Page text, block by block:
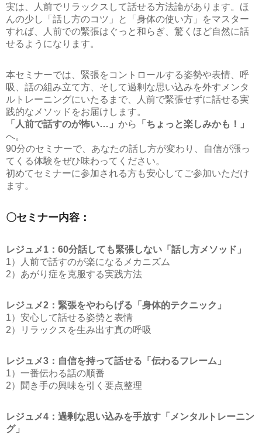
実は、人前でリラックスして話せる方法論があります。ほ
んの少し「話し方のコツ」と「身体の使い方」をマスター
すれば、人前での緊張はぐっと和らぎ、驚くほど自然に話
せるようになります。
本セミナーでは、緊張をコントロールする姿勢や表情、呼
吸、話の組み立て方、そして過剰な思い込みを外すメンタ
ルトレーニングにいたるまで、人前で緊張せずに話せる実
践的なメソッドをお届けします。
「人前で話すのが怖い…」 から
「ちょっと楽しみかも！」
へ。
90分のセミナーで、あなたの話し方が変わり、自信が漲っ
てくる体験をぜひ味わってください。
初めてセミナーに参加される方も安心してご参加いただけ
ます。
〇セミナー内容：
レジュメ1：60分話しても緊張しない「話し方メソッド」
1）人前で話すのが楽になるメカニズム
2）あがり症を克服する実践方法
レジュメ2：緊張をやわらげる「身体的テクニック」
1）安心して話せる姿勢と表情
2）リラックスを生み出す真の呼吸
レジュメ3：自信を持って話せる「伝わるフレーム」
1）一番伝わる話の順番
2）聞き手の興味を引く要点整理
レジュメ4：過剰な思い込みを手放す「メンタルトレーニン
グ」